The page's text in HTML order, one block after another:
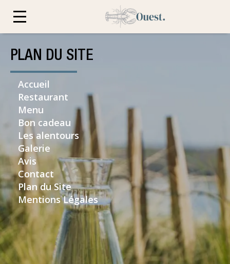
PLAN DU SITE
Accueil
Restaurant
Menu
Bon cadeau
Les alentours
Galerie
Avis
Contact
Plan du Site
Mentions Légales